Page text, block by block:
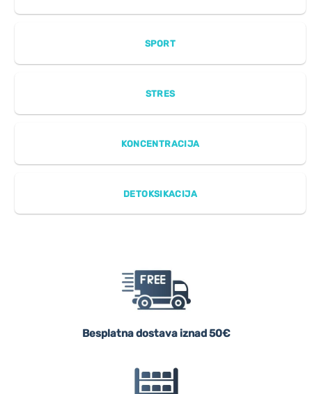
SPORT
STRES
KONCENTRACIJA
DETOKSIKACIJA
Besplatna dostava iznad 50€